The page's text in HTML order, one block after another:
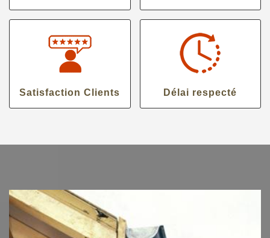
Satisfaction Clients Délai respecté